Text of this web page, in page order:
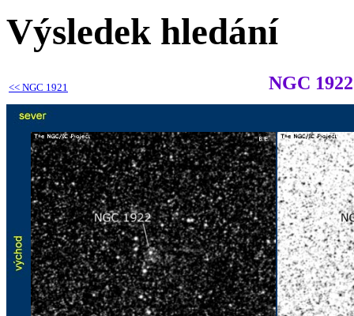
Výsledek hledání
<< NGC 1921 NGC 1922